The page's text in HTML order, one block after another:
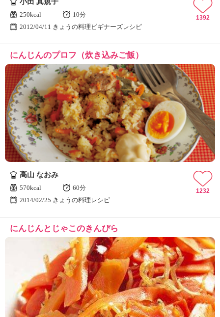
250kcal
10分
2012/04/11 きょうの料理ビギナーズレシピ
1392
にんじんのプロフ（炊き込みご飯）
高山 なおみ
570kcal
60分
2014/02/25 きょうの料理レシピ
1232
にんじんとじゃこのきんぴら